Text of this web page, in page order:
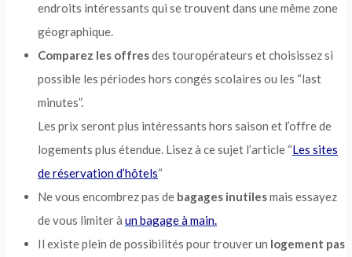
endroits intéressants qui se trouvent dans une même zone
géographique.
Comparez les offresdes touropérateurs et choisissez si
possible les périodes hors congés scolaires ou les “last
minutes”.
Les prix seront plus intéressants hors saison et l’offre de
logements plus étendue. Lisez à ce sujet l’article “Les sites
de réservation d’hôtels“
Ne vous encombrez pas de bagages inutilesmais essayez
de vous limiter à un bagage à main.
Il existe plein de possibilités pour trouver un logement pas